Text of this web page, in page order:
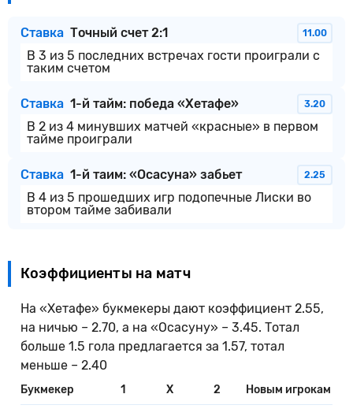
Ставка Точный счет 2:1 11.00
В 3 из 5 последних встречах гости проиграли с
таким счетом
Ставка 1-й тайм: победа «Хетафе» 3.20
В 2 из 4 минувших матчей «красные» в первом
тайме проиграли
Ставка 1-й таим: «Осасуна» забьет 2.25
В 4 из 5 прошедших игр подопечные Лиски во
втором тайме забивали
Коэффициенты на матч
На «Хетафе» букмекеры дают коэффициент 2.55,
на ничью – 2.70, а на «Осасуну» – 3.45. Тотал
больше 1.5 гола предлагается за 1.57, тотал
меньше – 2.40
Букмекер 1 X 2 Новым игрокам